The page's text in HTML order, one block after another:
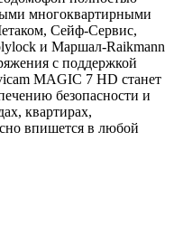
многоквартирными
Сейф-Сервис,
и Маршал-Raikmann
с поддержкой
MAGIC 7 HD станет
безопасности и
квартирах,
впишется в любой